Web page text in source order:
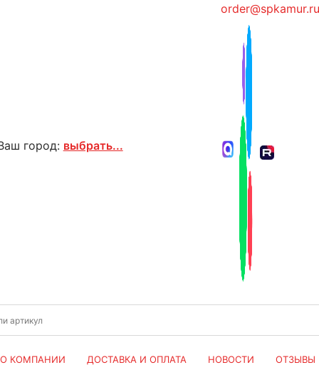
город: выбрать...
О КОМПАНИИ ДОСТАВКА И ОПЛАТА НОВОСТИ ОТЗЫВЫ